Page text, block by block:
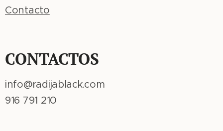
Contacto
CONTACTOS
info@radijablack.com
916 791 210